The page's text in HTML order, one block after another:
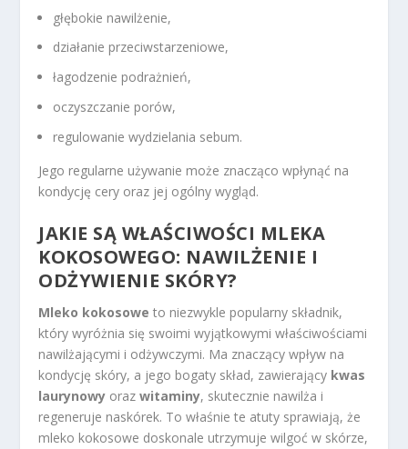
głębokie nawilżenie,
działanie przeciwstarzeniowe,
łagodzenie podrażnień,
oczyszczanie porów,
regulowanie wydzielania sebum.
Jego regularne używanie może znacząco wpłynąć na
kondycję cery oraz jej ogólny wygląd.
JAKIE SĄ WŁAŚCIWOŚCI MLEKA
KOKOSOWEGO: NAWILŻENIE I
ODŻYWIENIE SKÓRY?
Mleko kokosowe to niezwykle popularny składnik,
który wyróżnia się swoimi wyjątkowymi właściwościami
nawilżającymi i odżywczymi. Ma znaczący wpływ na
kondycję skóry, a jego bogaty skład, zawierający kwas
laurynowy orazwitaminy, skutecznie nawilża i
regeneruje naskórek. To właśnie te atuty sprawiają, że
mleko kokosowe doskonale utrzymuje wilgoć w skórze,